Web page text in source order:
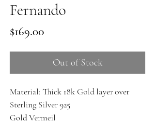
Fernando
$169.00
Out of Stock
Material: Thick 18k Gold layer over
Sterling Silver 925
Gold Vermeil